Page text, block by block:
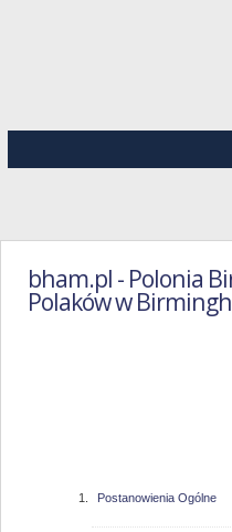
bham.pl - Polonia
Polaków w
Postanowienia Ogólne